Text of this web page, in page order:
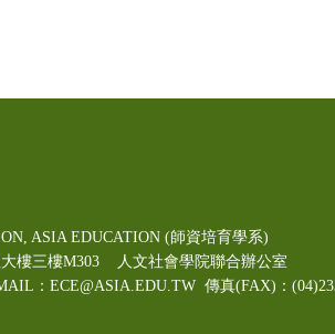
ASIA EDUCATION (師資培育學系)
樓三樓M303 人文社會學院聯合辦公室
：ECE@ASIA.EDU.TW 傳真(FAX)：